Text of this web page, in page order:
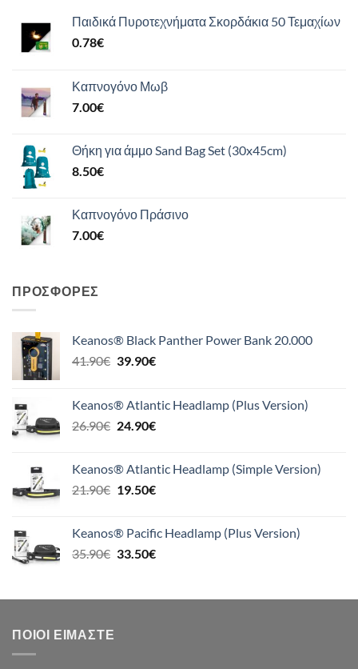
Παιδικά Πυροτεχνήματα Σκορδάκια 50 Τεμαχίων
0.78€
Καπνογόνο Μωβ
7.00€
Θήκη για άμμο Sand Bag Set (30x45cm)
8.50€
Καπνογόνο Πράσινο
7.00€
ΠΡΟΣΦΟΡΈΣ
Keanos® Black Panther Power Bank 20.000
41.90€ Original
41.90€.
39.90€Η
είναι:
39.90€.
Keanos® Atlantic Headlamp (Plus Version)
26.90€ Original
26.90€.
24.90€Η
είναι:
24.90€.
Keanos® Atlantic Headlamp (Simple Version)
21.90€ Original
21.90€.
19.50€Η
είναι:
19.50€.
Keanos® Pacific Headlamp (Plus Version)
35.90€ Original
35.90€.
33.50€Η
είναι:
ΠΟΙΟΙ ΕΊΜΑΣΤΕ